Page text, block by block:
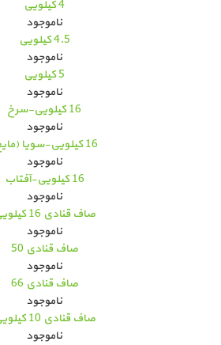
4 کیلویی
ناموجود
4.5 کیلویی
ناموجود
5 کیلویی
ناموجود
16 کیلویی-سرخ
ناموجود
16 کیلویی-سویا (مایع)
ناموجود
16 کیلویی-آفتاب
ناموجود
صاف قنادی 16 کیلویی
ناموجود
صاف قنادی 50
ناموجود
صاف قنادی 66
ناموجود
صاف قنادی 10 کیلویی
ناموجود